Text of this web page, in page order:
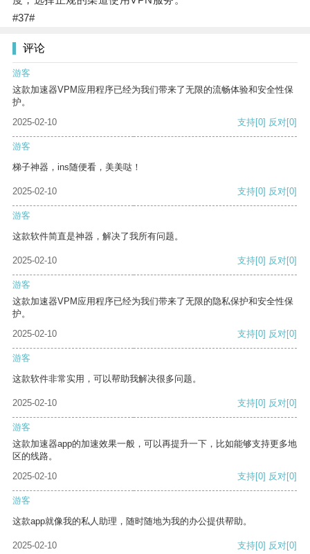
#37#
评论
游客
这款加速器VPM应用程序已经为我们带来了无限的流畅体验和安全性保
护。
2025-02-10
支持[0] 反对[0]
游客
梯子神器，ins随便看，美美哒！
2025-02-10 支持[0] 反对[0]
游客
这款软件简直是神器，解决了我所有问题。
2025-02-10 支持[0] 反对[0]
游客
这款加速器VPM应用程序已经为我们带来了无限的隐私保护和安全性保
护。
2025-02-10
支持[0] 反对[0]
游客
这款软件非常实用，可以帮助我解决很多问题。
2025-02-10 支持[0] 反对[0]
游客
这款加速器app的加速效果一般，可以再提升一下，比如能够支持更多地
区的线路。
2025-02-10
支持[0] 反对[0]
游客
这款app就像我的私人助理，随时随地为我的办公提供帮助。
2025-02-10 支持[0] 反对[0]